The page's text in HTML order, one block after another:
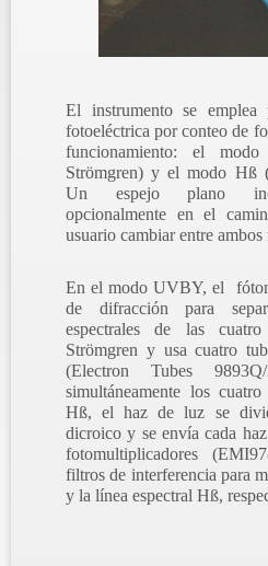
El instrumento se emplea
fotoeléctrica por conteo de
funcionamiento: el
Strömgren) y el modo Hß
Un espejo plano
opcionalmente en el
usuario cambiar entre ambos
En el modo UVBY, el f
de difracción para
espectrales de las
Strömgren y usa cuatro
(Electron Tubes
simultáneamente los
Hß, el haz de luz se
dicroico y se envía cada
fotomultiplicadores
filtros de interferencia para
y la línea espectral Hß,